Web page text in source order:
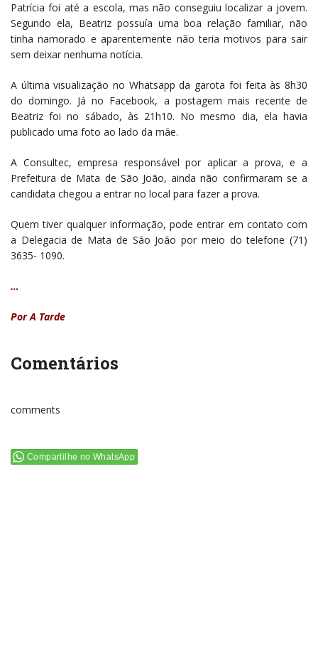
Patrícia foi até a escola, mas não conseguiu localizar a jovem.
Segundo ela, Beatriz possuía uma boa relação familiar, não
tinha namorado e aparentemente não teria motivos para sair
sem deixar nenhuma notícia.
A última visualização no Whatsapp da garota foi feita às 8h30
do domingo. Já no Facebook, a postagem mais recente de
Beatriz foi no sábado, às 21h10. No mesmo dia, ela havia
publicado uma foto ao lado da mãe.
A Consultec, empresa responsável por aplicar a prova, e a
Prefeitura de Mata de São João, ainda não confirmaram se a
candidata chegou a entrar no local para fazer a prova.
Quem tiver qualquer informação, pode entrar em contato com
a Delegacia de Mata de São João por meio do telefone (71)
3635- 1090.
…
Por A Tarde
Comentários
comments
Compartilhe no WhatsApp